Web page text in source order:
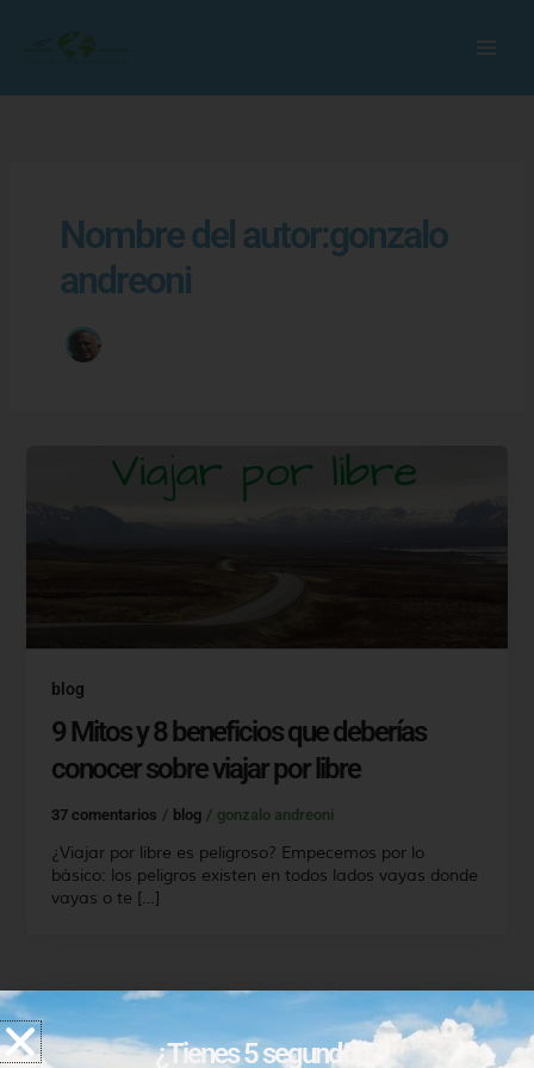
contenido
Nombre del autor:gonzalo
andreoni
blog
9 Mitos y 8 beneficios que deberías
conocer sobre viajar por libre
37 comentarios / blog/ gonzalo andreoni
¿Viajar por libre es peligroso? Empecemos por lo
básico: los peligros existen en todos lados vayas donde
vayas o te […]
Siguiente→
¿Tienes 5 segundos?